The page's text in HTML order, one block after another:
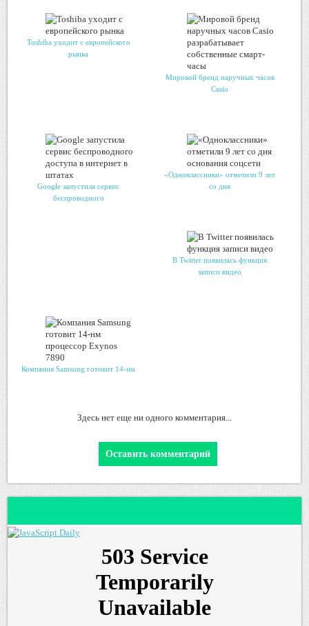
Toshiba уходит с европейского
рынка
Мировой бренд наручных часов
Casio
Google запустила сервис
беспроводного
«Одноклассники» отметили 9 лет
со дня
В Twitter появилась функция
записи видео
Компания Samsung готовит 14-нм
Здесь нет еще ни одного комментария...
Оставить комментарий